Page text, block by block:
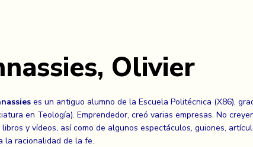
Olivier
es un antiguo alumno de la Escuela Politécnica (X86),
en Teología). Emprendedor, creó varias empresas. No
y vídeos, así como de algunos espectáculos, guiones,
la racionalidad de la fe.